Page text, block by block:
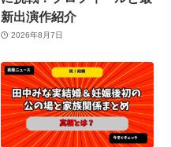
新出演作紹介
2026年8月7日